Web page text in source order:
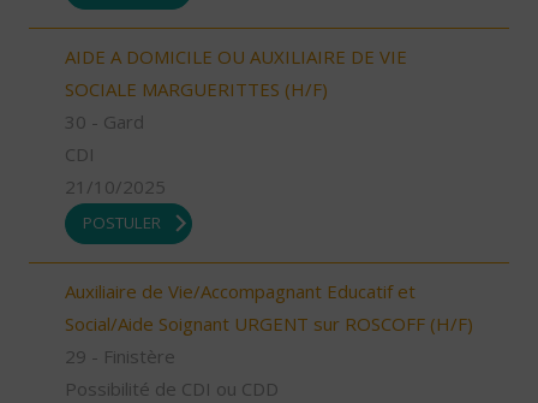
AIDE A DOMICILE OU AUXILIAIRE DE VIE
SOCIALE MARGUERITTES (H/F)
30 - Gard
CDI
21/10/2025
POSTULER
Auxiliaire de Vie/Accompagnant Educatif et
Social/Aide Soignant URGENT sur ROSCOFF (H/F)
29 - Finistère
Possibilité de CDI ou CDD